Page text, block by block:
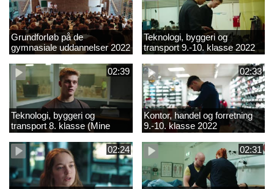
Grundforløb på de
gymnasiale uddannelser 2022
Teknologi, byggeri og
transport 9.-10. klasse 2022
02:39
Teknologi, byggeri og
transport 8. klasse (Mine
introkurser) 2022
02:33
Kontor, handel og forretning
9.-10. klasse 2022
02:24 02:31